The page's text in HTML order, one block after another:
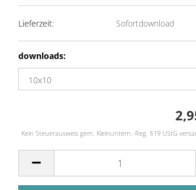
Lieferzeit: Sofortdownload
downloads:
Kein Steuerausweis gem. Kleinuntern.-Reg. §19 UStG